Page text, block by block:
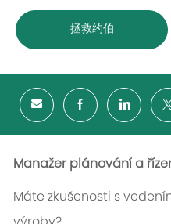
拯救约伯
Manažer plánování a
Máte zkušenosti s